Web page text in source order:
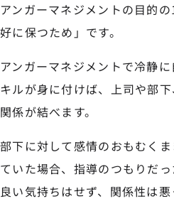
アンガーマネジメントの目的
好に保つため」です。
アンガーマネジメントで冷静
キルが身に付けば、上司や部
関係が結べます。
部下に対して感情のおもむく
ていた場合、指導のつもりだ
良い気持ちはせず、関係性は悪